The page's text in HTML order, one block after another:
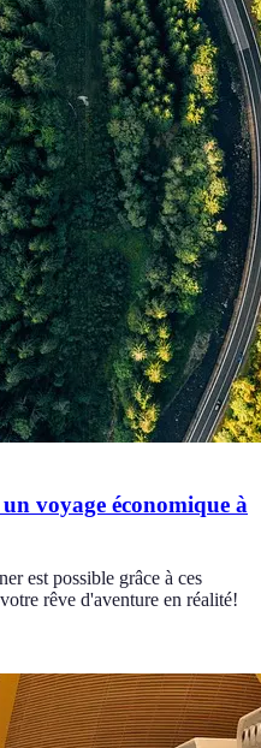
voyage économique à
est possible grâce à ces
rêve d'aventure en réalité!